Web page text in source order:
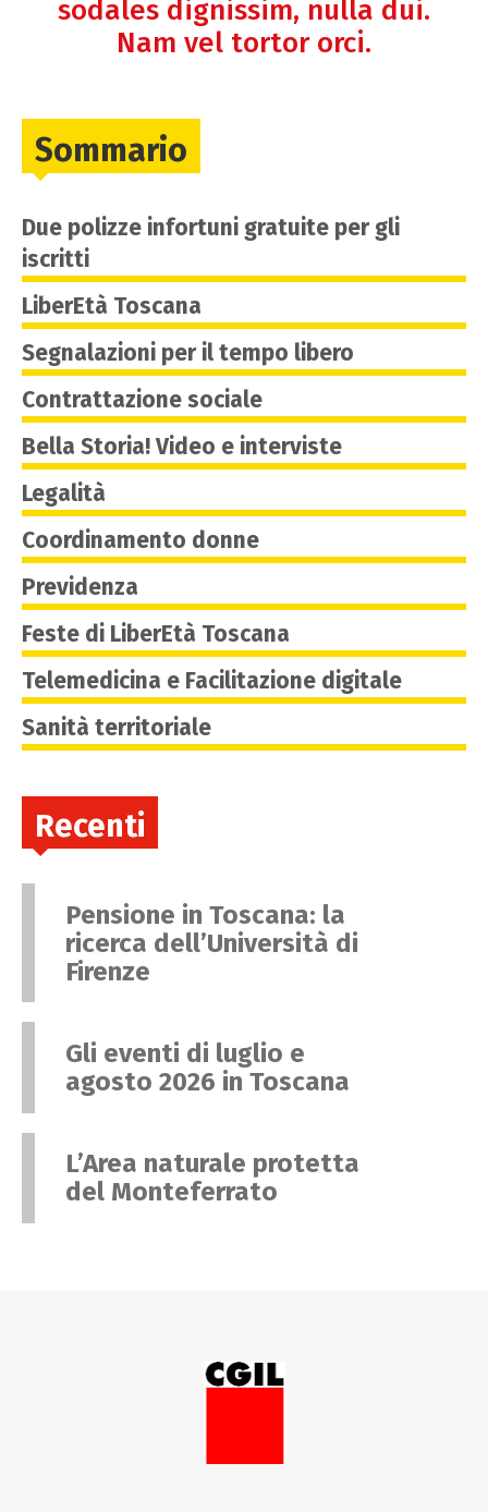
sodales dignissim, nulla dui.
Nam vel tortor orci.
Sommario
Due polizze infortuni gratuite per gli
iscritti
LiberEtà Toscana
Segnalazioni per il tempo libero
Contrattazione sociale
Bella Storia! Video e interviste
Legalità
Coordinamento donne
Previdenza
Feste di LiberEtà Toscana
Telemedicina e Facilitazione digitale
Sanità territoriale
Recenti
Pensione in Toscana: la
ricerca dell’Università di
Firenze
Gli eventi di luglio e
agosto 2026 in Toscana
L’Area naturale protetta
del Monteferrato